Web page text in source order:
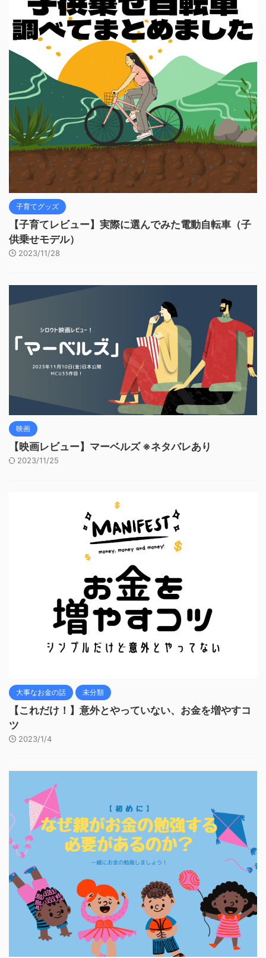
子育てグッズ
【子育てレビュー】実際に選んでみた電動自転車（子
供乗せモデル）
2023/11/28
映画
【映画レビュー】マーベルズ ※ネタバレあり
2023/11/25
大事なお金の話 未分類
【これだけ！】意外とやっていない、お金を増やすコ
ツ
2023/1/4